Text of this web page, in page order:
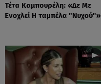
Τέτα Καμπουρέλη: «Δε Mε
Eνοχλεί H ταμπέλα "Νυχού"»